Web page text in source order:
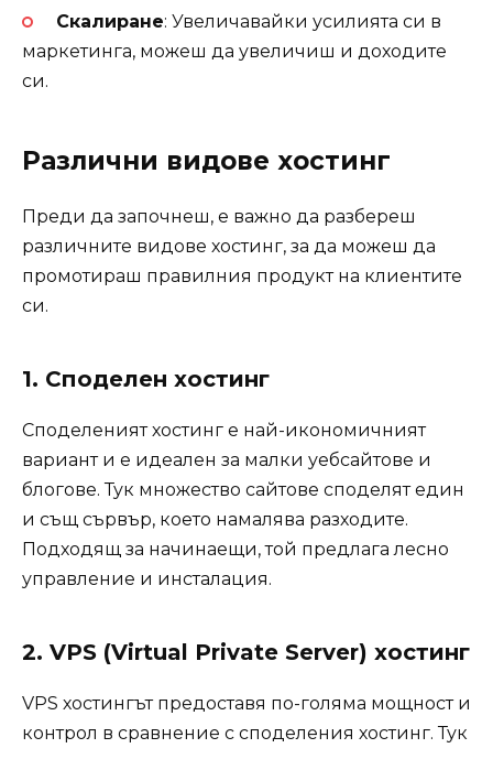
Скалиране: Увеличавайки усилията си в
маркетинга, можеш да увеличиш и доходите
си.
Различни видове хостинг
Преди да започнеш, е важно да разбереш
различните видове хостинг, за да можеш да
промотираш правилния продукт на клиентите
си.
1. Споделен хостинг
Споделеният хостинг е най-икономичният
вариант и е идеален за малки уебсайтове и
блогове. Тук множество сайтове споделят един
и същ сървър, което намалява разходите.
Подходящ за начинаещи, той предлага лесно
управление и инсталация.
2. VPS (Virtual Private Server) хостинг
VPS хостингът предоставя по-голяма мощност и
контрол в сравнение с споделения хостинг. Тук